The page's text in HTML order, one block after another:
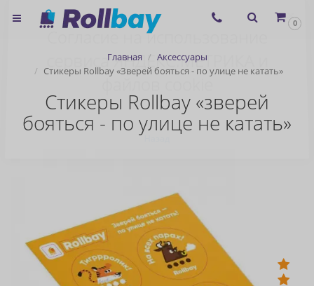
0
Главная
Аксессуары
Стикеры Rollbay «Зверей бояться - по улице не катать»
Стикеры Rollbay «зверей
бояться - по улице не катать»
×
сервиса ЯНДЕКС.МЕТРИКА и
файлов cookie